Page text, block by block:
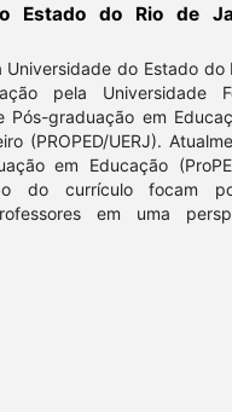
Estado do Rio de
do Estado do
pela Universidade
Pós-graduação em
(PROPED/UERJ).
em Educação
do currículo focam
em uma